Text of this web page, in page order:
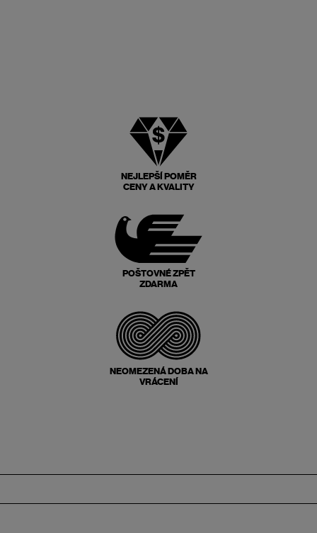
NEJLEPŠÍ POMĚR
CENY A KVALITY
POŠTOVNÉ ZPĚT
ZDARMA
NEOMEZENÁ DOBA NA
VRÁCENÍ